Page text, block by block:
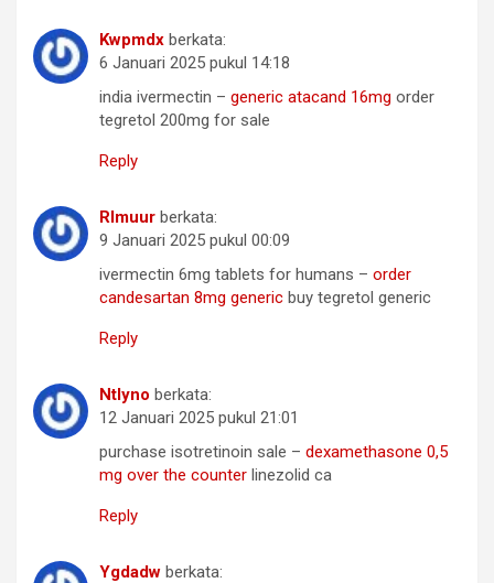
Kwpmdx berkata:
6 Januari 2025 pukul 14:18
india ivermectin – generic atacand 16mg order
tegretol 200mg for sale
Reply
Rlmuur berkata:
9 Januari 2025 pukul 00:09
ivermectin 6mg tablets for humans – order
candesartan 8mg generic buy tegretol generic
Reply
Ntlyno berkata:
12 Januari 2025 pukul 21:01
purchase isotretinoin sale – dexamethasone 0,5
mg over the counter linezolid ca
Reply
Ygdadw berkata: